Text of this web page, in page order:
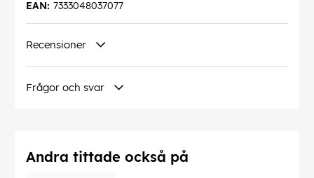
7333048037077
EAN:
Recensioner
Frågor och svar
Andra tittade också på